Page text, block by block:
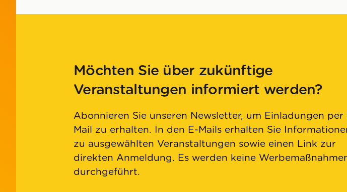
Möchten Sie über zukünftige
Veranstaltungen informiert werden?
Abonnieren Sie unseren Newsletter, um Einladungen per
Mail zu erhalten. In den E-Mails erhalten Sie
zu ausgewählten Veranstaltungen sowie einen Link zur
direkten Anmeldung. Es werden keine
durchgeführt.